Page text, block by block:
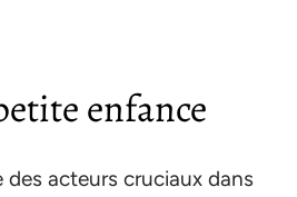
enfance
acteurs cruciaux dans